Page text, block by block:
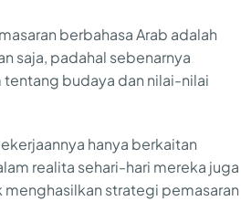
berbahasa Arab adalah
saja, padahal sebenarnya
budaya dan nilai-nilai
hanya berkaitan
realita sehari-hari mereka juga
menghasilkan strategi pemasaran